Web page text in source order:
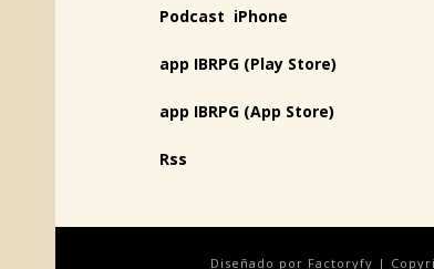
Podcast iPhone
app IBRPG (Play Store)
app IBRPG (App Store)
Rss
Diseñado por Factoryfy |